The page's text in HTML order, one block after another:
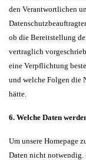
den Verantwortlichen
ob die Bereitstellung
vertraglich
eine Verpflichtung
und welche Folgen die
hätte.
6. Welche Daten
Um unsere Homepage
Daten nicht notwendig.